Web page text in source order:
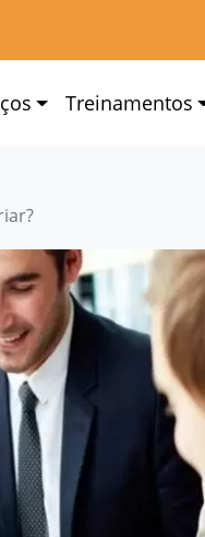
Treinamentos